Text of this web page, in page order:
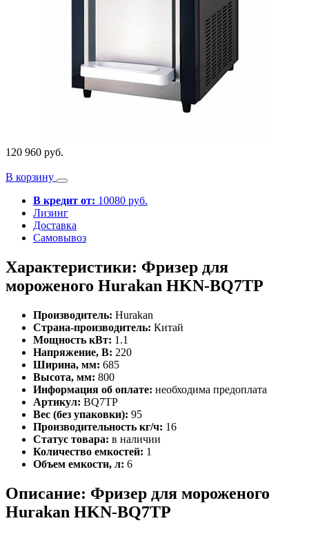
120 960 руб.
В корзину
В кредит от: 10080 руб.
Лизинг
Доставка
Самовывоз
Характеристики: Фризер для
мороженого Hurakan HKN-BQ7TP
Производитель: Hurakan
Страна-производитель: Китай
Мощность кВт: 1.1
Напряжение, В: 220
Ширина, мм: 685
Высота, мм: 800
Информация об оплате: необходима предоплата
Артикул: BQ7TP
Вес (без упаковки): 95
Производительность кг/ч: 16
Статус товара: в наличии
Количество емкостей: 1
Объем емкости, л: 6
Описание: Фризер для мороженого
Hurakan HKN-BQ7TP